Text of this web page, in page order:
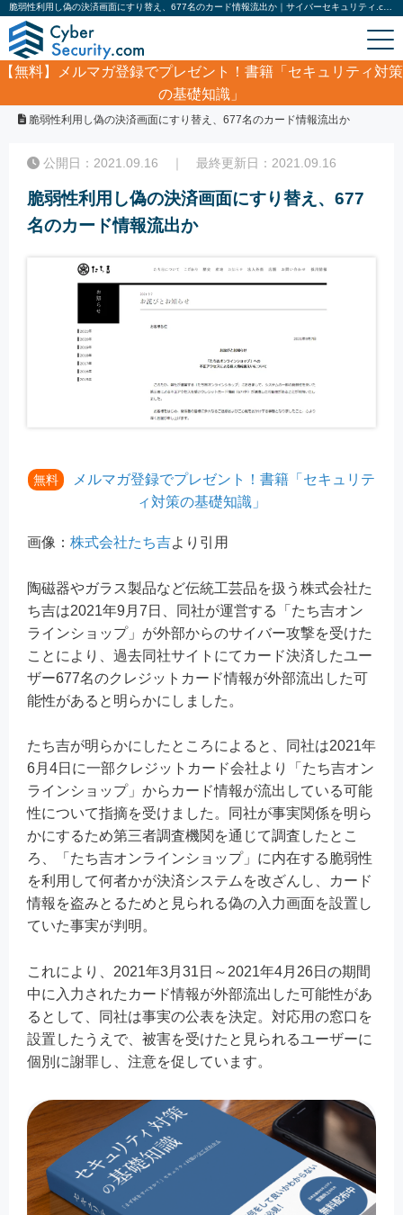
【無料】
メルマガ登録でプレゼント！書籍「セキュリティ対策
の基礎知識」
サイバーセキュリティ・情報漏洩ニュース
脆弱性利用し偽の決済画面にすり替え、677名のカード情報流出か
公開日：2021.09.16 ｜ 最終更新日：2021.09.16
脆弱性利用し偽の決済画面にすり替え、677
名のカード情報流出か
無料
メルマガ登録でプレゼント！書籍「セキュリテ
ィ対策の基礎知識」
画像： 株式会社たち吉より引用
陶磁器やガラス製品など伝統工芸品を扱う株式会社た
ち吉は2021年9月7日、同社が運営する「たち吉オン
ラインショップ」が外部からのサイバー攻撃を受けた
ことにより、過去同社サイトにてカード決済したユー
ザー677名のクレジットカード情報が外部流出した可
能性があると明らかにしました。
たち吉が明らかにしたところによると、同社は2021年
6月4日に一部クレジットカード会社より「たち吉オン
ラインショップ」からカード情報が流出している可能
性について指摘を受けました。同社が事実関係を明ら
かにするため第三者調査機関を通じて調査したとこ
ろ、「たち吉オンラインショップ」に内在する脆弱性
を利用して何者かが決済システムを改ざんし、カード
情報を盗みとるためと見られる偽の入力画面を設置し
ていた事実が判明。
これにより、2021年3月31日～2021年4月26日の期間
中に入力されたカード情報が外部流出した可能性があ
るとして、同社は事実の公表を決定。対応用の窓口を
設置したうえで、被害を受けたと見られるユーザーに
個別に謝罪し、注意を促しています。